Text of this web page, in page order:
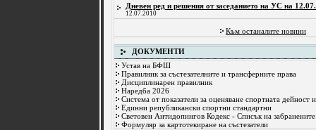
Дневен ред и решения от заседанието на УС на
12.07.2010
Към останалите новини
ДОКУМЕНТИ
Устав на БФШ
Правилник за състезателните и трансферните права
Дисциплинарен правилник
Наредба 2026
Система от показатели за оценяване спортната дейност
Единни републикански спортни стандартни
Световен Антидопингов Кодекс - Списък на забранените
Формуляр за картотекиране на състезатели